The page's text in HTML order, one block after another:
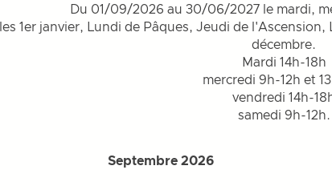
Du 01/09/2026 au 30/06/2027 le mardi,
1er janvier, Lundi de Pâques, Jeudi de
décembre.
Mardi 14h-18h
mercredi 9h-12h et
vendredi 14h-
samedi 9h-12h.
Septembre 2026